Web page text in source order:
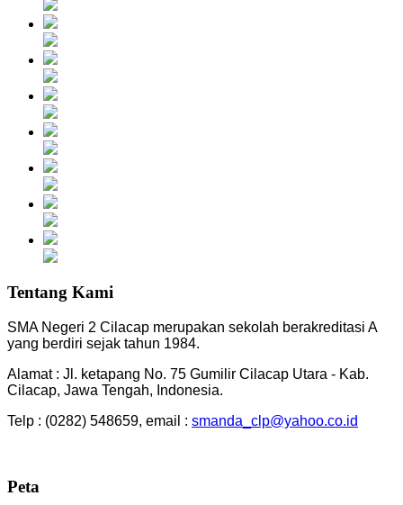
Tentang Kami
SMA Negeri 2 Cilacap merupakan sekolah berakreditasi A
yang berdiri sejak tahun 1984.
Alamat : Jl. ketapang No. 75 Gumilir Cilacap Utara - Kab.
Cilacap, Jawa Tengah, Indonesia.
Telp : (0282) 548659, email : smanda_clp@yahoo.co.id
Peta